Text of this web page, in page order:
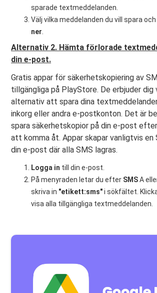
sparade textmeddelanden.
Välj vilka meddelanden du vill spara
ner
Alternativ 2. Hämta förlorade
din e-post.
Gratis appar för säkerhetskopiering av
tillgängliga på PlayStore. De erbjuder
alternativ att spara dina
inkorg eller andra e-postkonton. Det är
spara säkerhetskopior på din e-post
att komma åt. Appar skapar vanligtvis
din e-post där alla SMS lagras.
Logga in till din e-post.
På menyraden letar du efter SMSA
skriva in "etikett:sms"i sökfältet.
visa alla tillgängliga textmeddelanden.